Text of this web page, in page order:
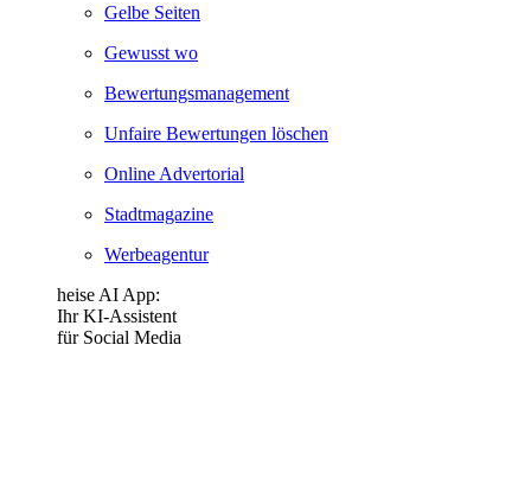
Gelbe Seiten
Gewusst wo
Bewertungsmanagement
Unfaire Bewertungen löschen
Online Advertorial
Stadtmagazine
Werbeagentur
heise AI App:
Ihr KI-Assistent
für Social Media